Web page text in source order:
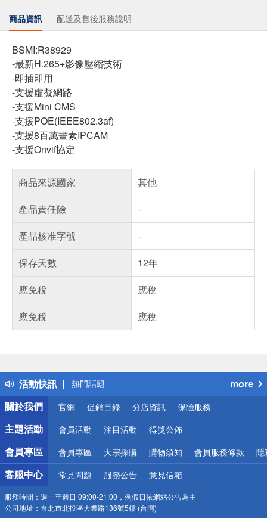
商品資訊 配送及售後服務說明
BSMI:R38929
-最新H.265+影像壓縮技術
-即插即用
-支援虛擬網路
-支援Mini CMS
-支援POE(IEEE802.3af)
-支援8百萬畫素IPCAM
-支援Onvif協定
商品來源國家
其他
產品責任險
-
產品核准字號
-
保存天數
12年
應免稅
應稅
應免稅
應稅
活動快訊
得獎公告
熱門話題
銀行優惠
偏遠地區配送
詐騙網頁！請小心！
more
關於我們
官網 促銷目錄 分店資訊 保險服務
主題活動 會員活動 注目活動 得獎公佈
會員專區 會員專區 大宗採購 購物須知 會員服務條款 隱
客服中心 常見問題 服務公告 意見信箱
服務時間： 週一至週日 09:00-21:00，例假日依網站公告為主
公司地址： 台北市北投區大業路136號5樓 (台灣)